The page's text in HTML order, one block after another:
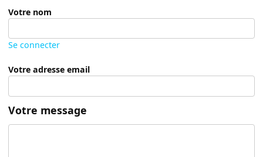
Votre nom
Se connecter
Votre adresse email
Votre message